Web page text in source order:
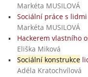
Markéta MUSILOVÁ
Sociální práce s lidmi
Markéta MUSILOVÁ
Hackerem vlastního
Eliška Miková
Sociální konstrukce
Adéla Kratochvílová